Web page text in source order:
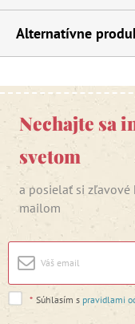
Alternatívne
Nechajte sa
svetom
a posielať si zľavové
mailom
* Súhlasím s pravidlami